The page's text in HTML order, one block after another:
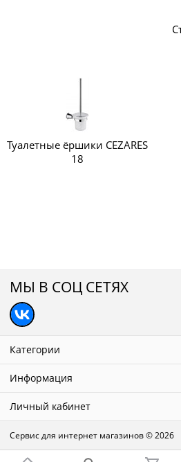
Туалетные ёршики CEZARES
18
МЫ В СОЦ СЕТЯХ
Категории
Информация
Личный кабинет
Сервис для интернет магазинов© 2026